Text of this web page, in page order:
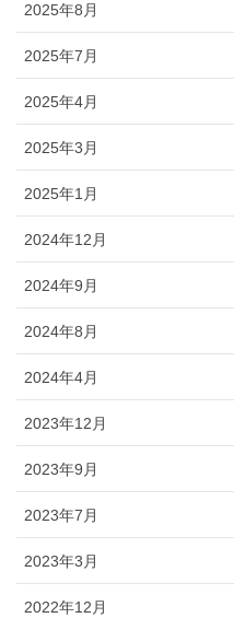
2025年8月
2025年7月
2025年4月
2025年3月
2025年1月
2024年12月
2024年9月
2024年8月
2024年4月
2023年12月
2023年9月
2023年7月
2023年3月
2022年12月